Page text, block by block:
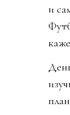
и